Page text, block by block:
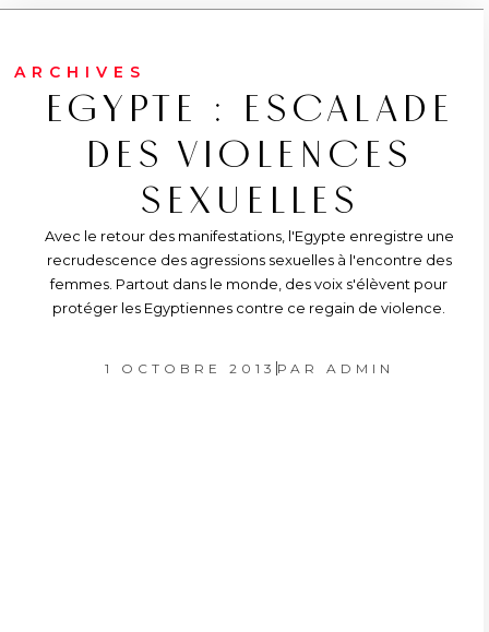
ARCHIVES
EGYPTE : ESCALADE
DES VIOLENCES
SEXUELLES
Avec le retour des manifestations, l'Egypte enregistre une
recrudescence des agressions sexuelles à l'encontre des
femmes. Partout dans le monde, des voix s'élèvent pour
protéger les Egyptiennes contre ce regain de violence.
1 OCTOBRE 2013 PAR ADMIN